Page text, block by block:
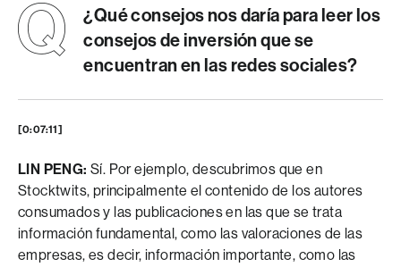
¿Qué consejos nos daría para leer los
consejos de inversión que se
encuentran en las redes sociales?
[0:07:11]
LIN PENG: Sí. Por ejemplo, descubrimos que en
Stocktwits, principalmente el contenido de los autores
consumados y las publicaciones en las que se trata
información fundamental, como las valoraciones de las
empresas, es decir, información importante, como las